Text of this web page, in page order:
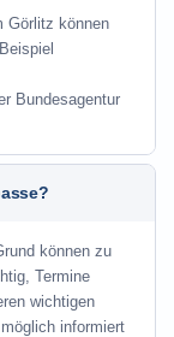
Görlitz können
Bundesagentur
können zu
Termine
wichtigen
informiert